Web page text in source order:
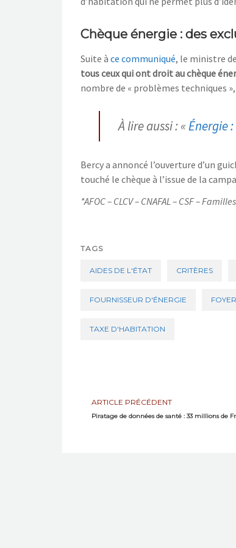
Chèque énergie : des
Suite à ce communiqué, le ministre
tous ceux qui ont droit au chèque
nombre de « problèmes techniques
À lire aussi : «Énergie
Bercy a annoncé l’ouverture d’un
touché le chèque à l’issue de la
*AFOC – CLCV – CNAFAL – CSF –
TAGS
AIDES DE L'ÉTAT CRITÈRES
FOURNISSEUR D'ÉNERGIE
TAXE D'HABITATION
ARTICLE PRÉCÉDENT
Piratage de données de santé : 33 millions de